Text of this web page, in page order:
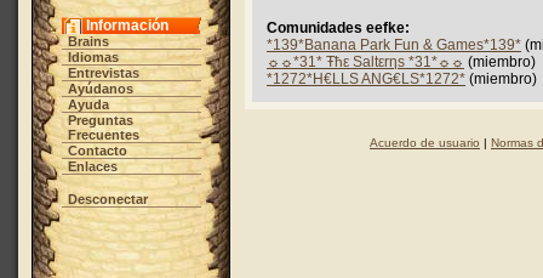
Información
Brains
Idiomas
Entrevistas
Ayúdanos
Ayuda
Preguntas
Frecuentes
Contacto
Enlaces
Desconectar
Comunidades eefke:
*139*Banana Park Fun & Games*139*
☼☼*31* Ŧħε Saltεrηs *31*☼☼ (miembro)
*1272*H€LLS ANG€LS*1272* (miembro)
Acuerdo de usuario | Normas